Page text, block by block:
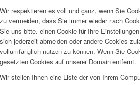
Wir respektieren es voll und ganz, wenn Sie
zu vermeiden, dass Sie immer wieder nach
Sie uns bitte, einen Cookie für Ihre
sich jederzeit abmelden oder andere Cookies
vollumfänglich nutzen zu können. Wenn Sie
gesetzten Cookies auf unserer Domain entfernt.
Wir stellen Ihnen eine Liste der von Ihrem